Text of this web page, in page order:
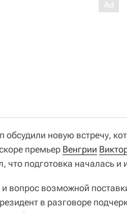
обсудили новую встречу,
премьер Венгрии
что подготовка началась
и вопрос возможной
в разговоре